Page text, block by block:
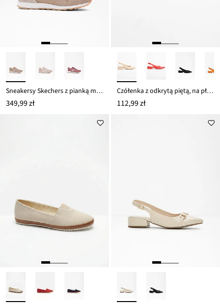
Sneakersy Skechers z pianką memory
349,99 zł
Czółenka z odkrytą piętą, na płaskim obcasie
112,99 zł